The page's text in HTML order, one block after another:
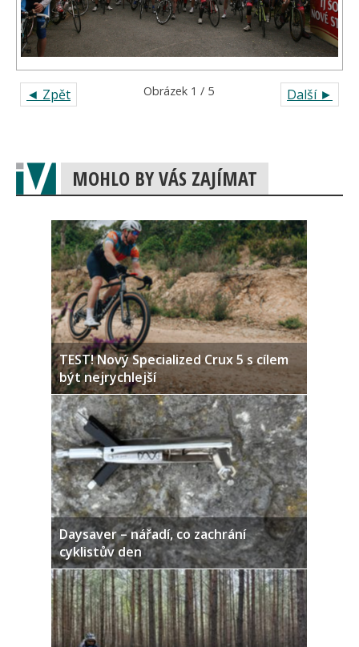
◄ Zpět Další ►
Obrázek 1 / 5
MOHLO BY VÁS ZAJÍMAT
TEST! Nový Specialized Crux 5 s cílem
být nejrychlejší
Daysaver – nářadí, co zachrání
cyklistův den